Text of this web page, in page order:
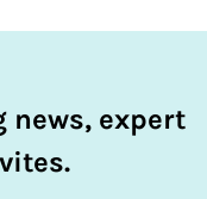
news, expert